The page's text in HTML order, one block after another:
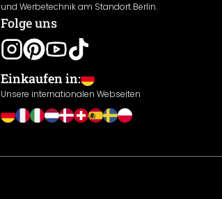
und Werbetechnik am Standort Berlin.
Folge uns
Einkaufen in:
Unsere internationalen Webseiten